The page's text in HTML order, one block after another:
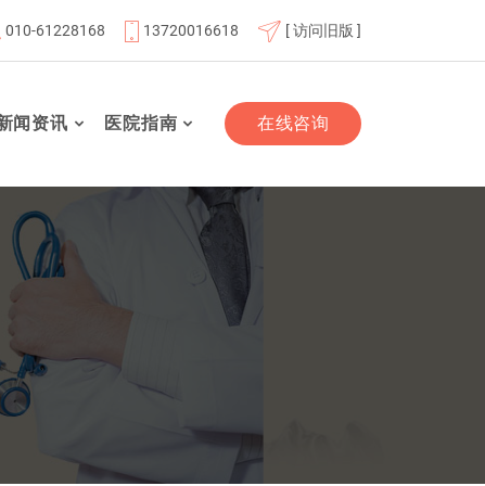
位 北京航天总医院联体成员单位 北京市老年友善医疗
010-61228168 13720016618 [ 访问旧版 ]
闻资讯 医院指南 在线咨询